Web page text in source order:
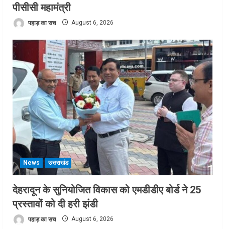
पीसीसी महामंत्री
पहाड़ का सच August 6, 2026
News उत्तराखंड
देहरादून के सुनियोजित विकास को एमडीडीए बोर्ड ने 25
प्रस्तावों को दी हरी झंडी
पहाड़ का सच August 6, 2026